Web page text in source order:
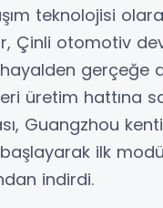
teknolojisi
Çinli otomotiv
hayalden gerçeğe
üretim hattına
Guangzhou
ilk
indirdi.